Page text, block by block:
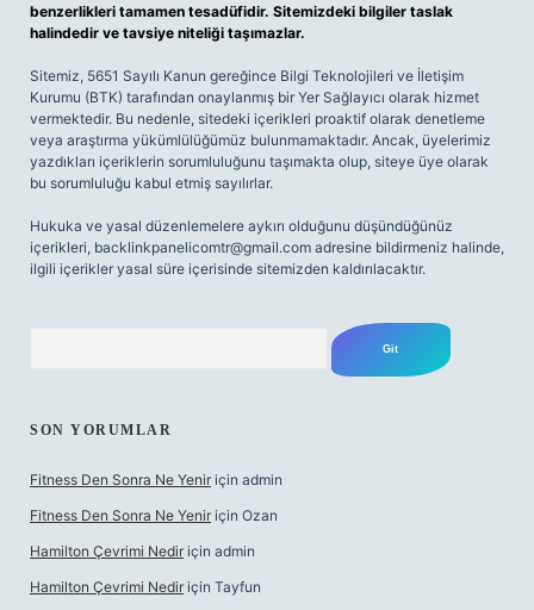
benzerlikleri tamamen tesadüfidir. Sitemizdeki bilgiler taslak
halindedir ve tavsiye niteliği taşımazlar.
Sitemiz, 5651 Sayılı Kanun gereğince Bilgi Teknolojileri ve İletişim
Kurumu (BTK) tarafından onaylanmış bir Yer Sağlayıcı olarak hizmet
vermektedir. Bu nedenle, sitedeki içerikleri proaktif olarak denetleme
veya araştırma yükümlülüğümüz bulunmamaktadır. Ancak, üyelerimiz
yazdıkları içeriklerin sorumluluğunu taşımakta olup, siteye üye olarak
bu sorumluluğu kabul etmiş sayılırlar.
Hukuka ve yasal düzenlemelere aykırı olduğunu düşündüğünüz
içerikleri, backlinkpanelicomtr@gmail.com adresine bildirmeniz halinde,
ilgili içerikler yasal süre içerisinde sitemizden kaldırılacaktır.
SON YORUMLAR
Fitness Den Sonra Ne Yenir için admin
Fitness Den Sonra Ne Yenir için Ozan
Hamilton Çevrimi Nedir için admin
Hamilton Çevrimi Nedir için Tayfun